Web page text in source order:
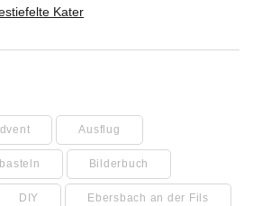
Kater
Ausflug
basteln Bilderbuch
DIY Ebersbach an der Fils